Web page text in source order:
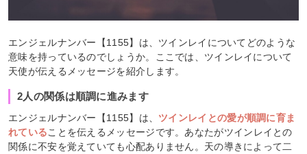
エンジェルナンバー【1155】は、ツインレイについてどのような
意味を持っているのでしょうか。ここでは、ツインレイについて
天使が伝えるメッセージを紹介します。
2人の関係は順調に進みます
エンジェルナンバー【1155】は、 ツインレイとの愛が順調に育ま
れていることを伝えるメッセージです。あなたがツインレイとの
関係に不安を覚えていても心配ありません。天の導きによって二